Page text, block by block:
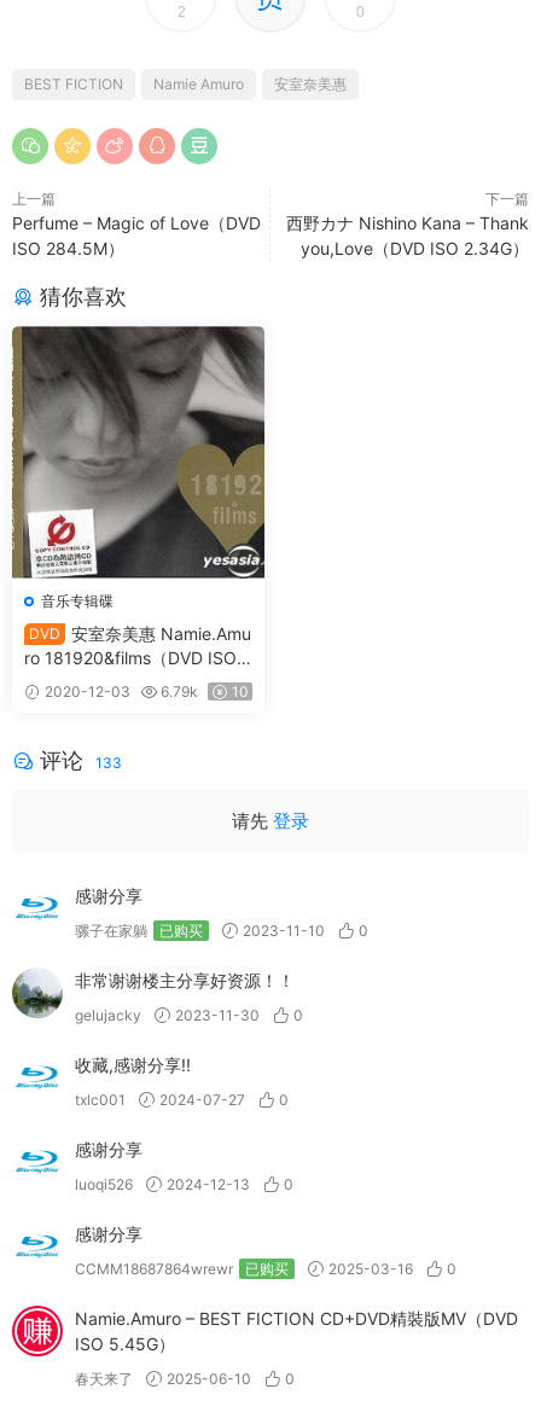
2 0
BEST FICTION Namie Amuro 安室奈美惠
上一篇
Perfume – Magic of Love（DVD
ISO 284.5M）
下一篇
西野カナ Nishino Kana – Thank
you,Love（DVD ISO 2.34G）
猜你喜欢
音乐专辑碟
DVD
安室奈美惠 Namie.Amu
ro 181920&films（DVD ISO
2.99G）
2020-12-03 6.79k 10
评论 133
请先 登录
感谢分享
骡子在家躺 已购买 2023-11-10 0
非常谢谢楼主分享好资源！！
gelujacky 2023-11-30 0
收藏,感谢分享!!
txlc001 2024-07-27 0
感谢分享
luoqi526 2024-12-13 0
感谢分享
CCMM18687864wrewr 已购买 2025-03-16 0
Namie.Amuro – BEST FICTION CD+DVD精裝版MV（DVD
ISO 5.45G）
春天来了 2025-06-10 0